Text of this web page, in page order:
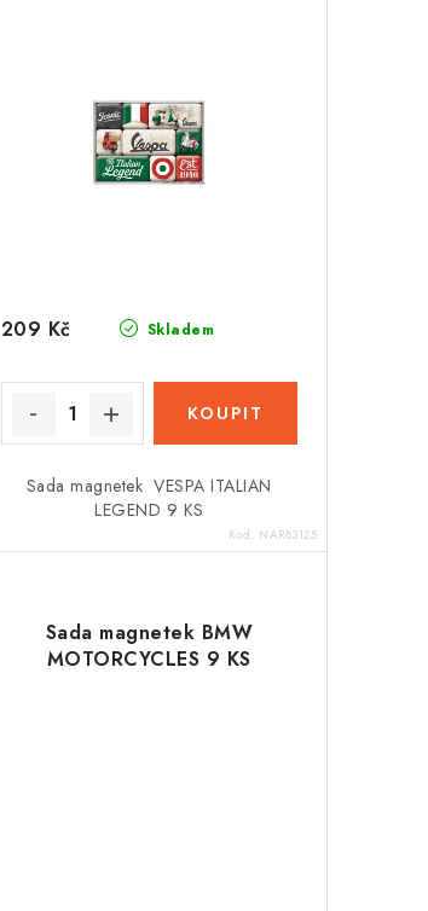
Skladem
209 Kč
Sada magnetek VESPA ITALIAN
LEGEND 9 KS
Kód: NAR83125
Sada magnetek BMW
MOTORCYCLES 9 KS